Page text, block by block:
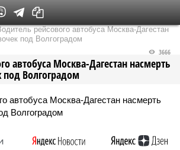
Версия на Кавказе
рейсового автобуса Москва-Дагестан
под Волгоградом
автобуса Москва-Дагестан насмерть
под Волгоградом
3666